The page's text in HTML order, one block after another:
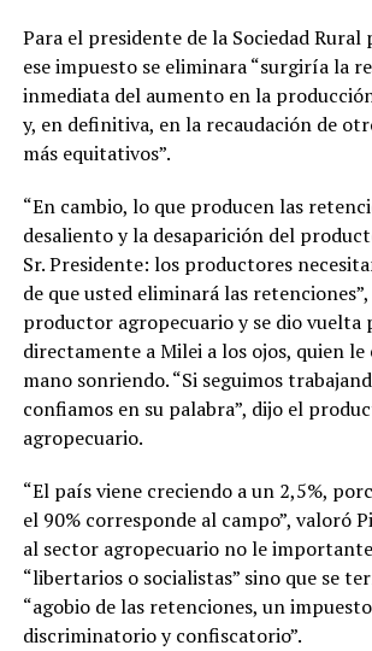
Para el presidente de la Sociedad Rural
ese impuesto se eliminara “surgiría la
inmediata del aumento en la
y, en definitiva, en la recaudación de
más equitativos”.
“En cambio, lo que producen las
desaliento y la desaparición del
Sr. Presidente: los productores
de que usted eliminará las
productor agropecuario y se dio vuelta
directamente a Milei a los ojos, quien le
mano sonriendo. “Si seguimos
confiamos en su palabra”, dijo el
agropecuario.
“El país viene creciendo a un 2,5%,
el 90% corresponde al campo”, valoró
al sector agropecuario no le
“libertarios o socialistas” sino que se
“agobio de las retenciones, un
discriminatorio y confiscatorio”.